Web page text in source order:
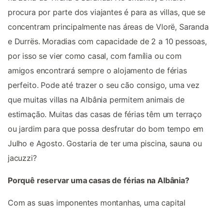
procura por parte dos viajantes é para as villas, que se
concentram principalmente nas áreas de Vlorë, Saranda
e Durrës. Moradias com capacidade de 2 a 10 pessoas,
por isso se vier como casal, com família ou com
amigos encontrará sempre o alojamento de férias
perfeito. Pode até trazer o seu cão consigo, uma vez
que muitas villas na Albânia permitem animais de
estimação. Muitas das casas de férias têm um terraço
ou jardim para que possa desfrutar do bom tempo em
Julho e Agosto. Gostaria de ter uma piscina, sauna ou
jacuzzi?
Porquê reservar uma casas de férias na Albânia?
Com as suas imponentes montanhas, uma capital